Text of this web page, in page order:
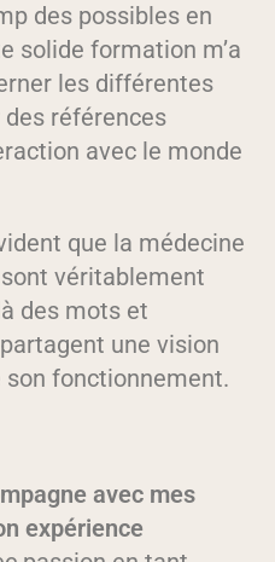
des possibles en
solide formation m’a
les différentes
des références
avec le monde
que la médecine
véritablement
des mots et
une vision
fonctionnement.
avec mes
expérience